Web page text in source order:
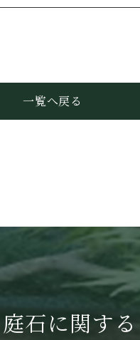
一覧へ戻る
石に関する